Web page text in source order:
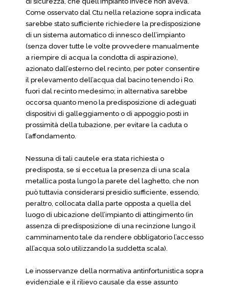
Come osservato dal Ctu nella relazione sopra indicata
sarebbe stato sufficiente richiedere la predisposizione
di un sistema automatico di innesco dell’impianto
(senza dover tutte le volte provvedere manualmente
a riempire di acqua la condotta di aspirazione),
azionato dall’esterno del recinto, per poter consentire
il prelevamento dell’acqua dal bacino tenendo i Ro.
fuori dal recinto medesimo; in alternativa sarebbe
occorsa quanto meno la predisposizione di adeguati
dispositivi di galleggiamento o di appoggio posti in
prossimità della tubazione, per evitare la caduta o
l’affondamento.
Nessuna di tali cautele era stata richiesta o
predisposta, se si eccetua la presenza di una scala
metallica posta lungo la parete del laghetto, che non
può tuttavia considerarsi presidio sufficiente, essendo,
peraltro, collocata dalla parte opposta a quella del
luogo di ubicazione dell’impianto di attingimento (in
assenza di predisposizione di una recinzione lungo il
camminamento tale da rendere obbligatorio l’accesso
all’acqua solo utilizzando la suddetta scala).
Le inosservanze della normativa antinfortunistica sopra
evidenziale e il rilievo causale da esse assunto